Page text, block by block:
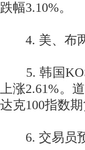
跌幅3.10%。
4. 美、布两
5. 韩国
上涨2.61%。
达克100指数期
6. 交易员预